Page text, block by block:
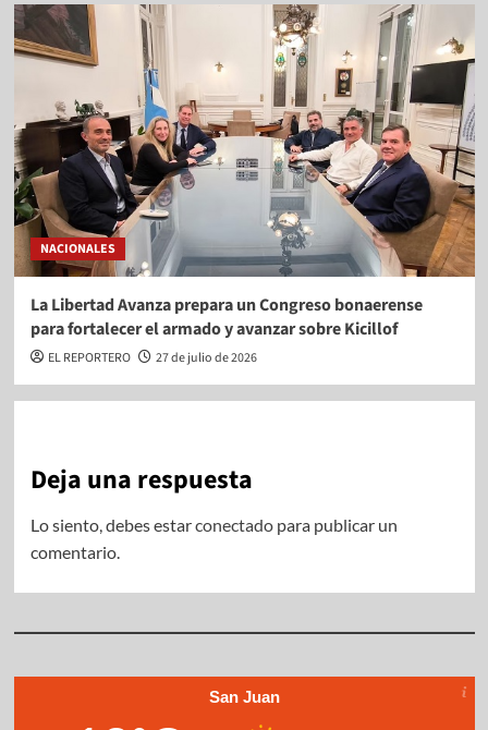
NACIONALES
La Libertad Avanza prepara un Congreso bonaerense
para fortalecer el armado y avanzar sobre Kicillof
EL REPORTERO 27 de julio de 2026
Deja una respuesta
Lo siento, debes estarconectadopara publicar un
comentario.
San Juan